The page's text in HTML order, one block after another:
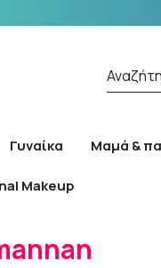
Γυναίκα Μαμά &
Makeup
Glucomannan